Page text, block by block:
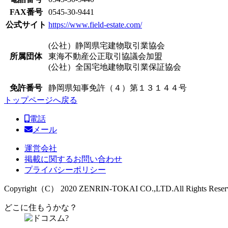
FAX番号
0545-30-9441
公式サイト https://www.field-estate.com/
所属団体
(公社）静岡県宅建物取引業協会
東海不動産公正取引協議会加盟
(公社）全国宅地建物取引業保証協会
免許番号
静岡県知事免許（４）第１３１４４号
トップページへ戻る
電話
メール
運営会社
掲載に関するお問い合わせ
プライバシーポリシー
Copyright（C） 2020 ZENRIN-TOKAI CO.,LTD.All Rights
どこに住もうかな？